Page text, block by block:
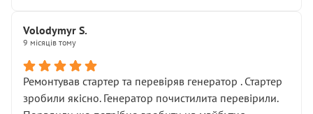
Volodymyr S.
9 місяців тому
Ремонтував стартер та перевіряв генератор . Стартер
зробили якісно. Генератор почистилита перевірили.